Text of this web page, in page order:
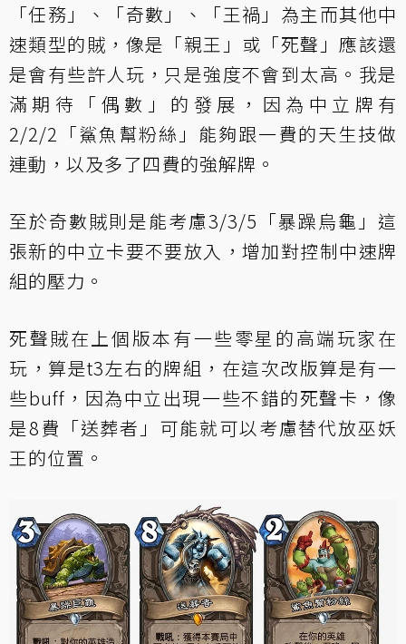
「任務」、「奇數」、「王禍」為主而其他中
速類型的賊，像是「親王」或「死聲」應該還
是會有些許人玩，只是強度不會到太高。我是
滿期待「偶數」的發展，因為中立牌有
2/2/2「鯊魚幫粉絲」能夠跟一費的天生技做
連動，以及多了四費的強解牌。
至於奇數賊則是能考慮3/3/5「暴躁烏龜」這
張新的中立卡要不要放入，增加對控制中速牌
組的壓力。
死聲賊在上個版本有一些零星的高端玩家在
玩，算是t3左右的牌組，在這次改版算是有一
些buff，因為中立出現一些不錯的死聲卡，像
是8費「送葬者」可能就可以考慮替代放巫妖
王的位置。